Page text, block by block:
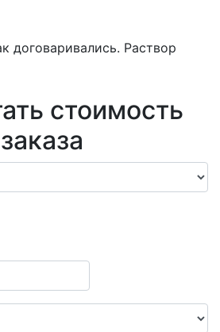
договаривались. Раствор
стоимость
заказа